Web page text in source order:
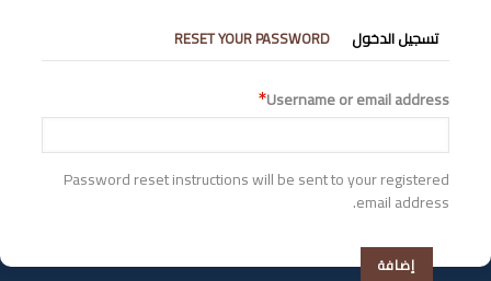
التبويبات
الأساسية
تسجيل الدخول RESET YOUR PASSWORD
Username or email address
Password reset instructions will be sent to your registered
email address.